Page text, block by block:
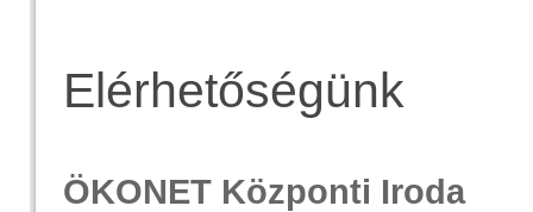
Elérhetőségünk
ÖKONET Központi Iroda